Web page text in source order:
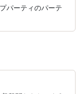
パーティのパーテ